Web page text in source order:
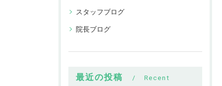
スタッフブログ
院長ブログ
最近の投稿
Recent